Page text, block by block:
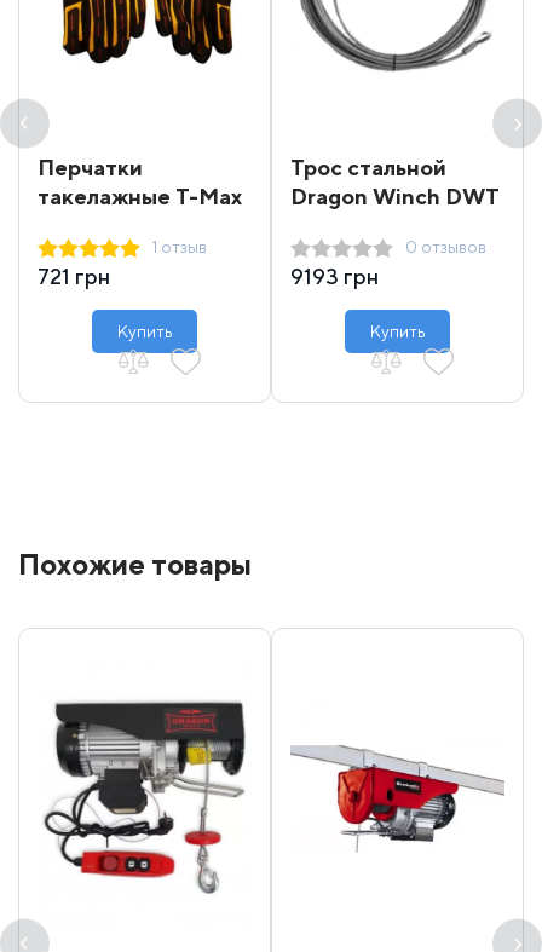
Перчатки
такелажные T-Max
1 отзыв
721 грн
Купить
Трос стальной
Dragon Winch DWT
0 отзывов
9193 грн
Купить
Похожие товары